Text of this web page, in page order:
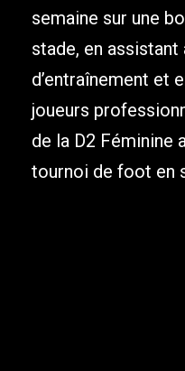
semaine sur une
stade, en assistant
d’entraînement et
joueurs
de la D2 Féminine
tournoi de foot en